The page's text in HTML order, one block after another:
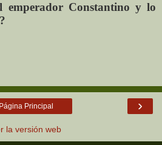
emperador Constantino y lo
›
Página Principal
la versión web